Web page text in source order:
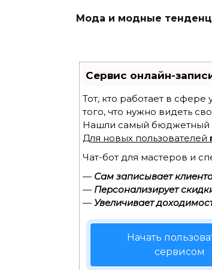
Мода и модные
Сервис онлайн-
Тот, кто работает в
того, что нужно видеть
Нашли самый бюджетный
Для новых пользователей
Чат-бот для мастеров и
— Сам записывает
— Персонализирует
— Увеличивает
Начать
сервисом